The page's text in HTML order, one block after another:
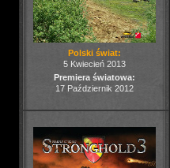
Polski świat:
5 Kwiecień 2013
Premiera światowa:
17 Październik 2012